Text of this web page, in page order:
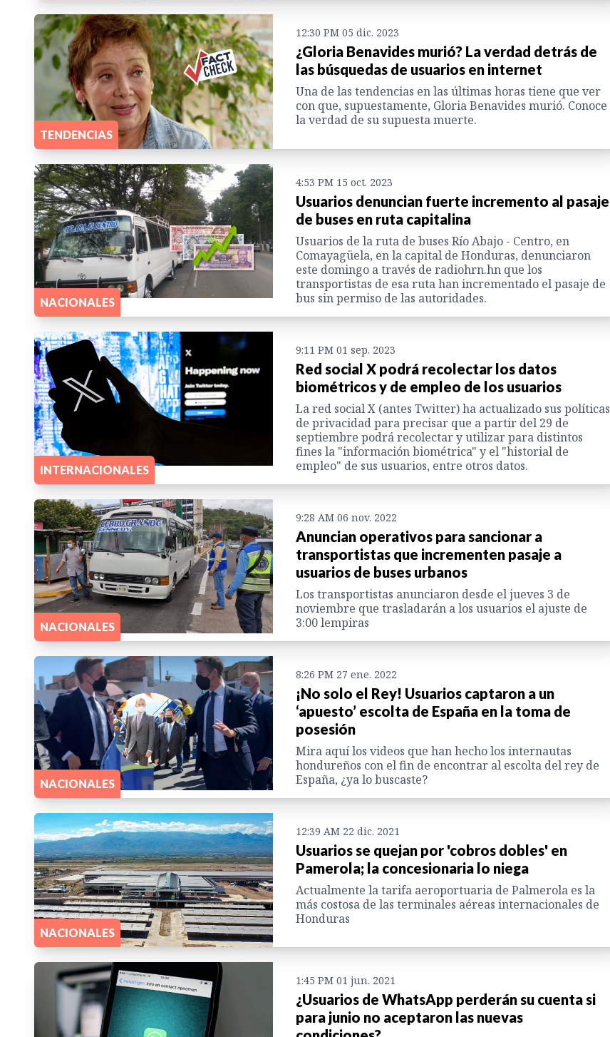
TENDENCIAS
12:30 PM 05 dic. 2023
¿Gloria Benavides murió? La verdad detrás de
las búsquedas de usuarios en internet
Una de las tendencias en las últimas horas tiene que ver
con que, supuestamente, Gloria Benavides murió. Conoce
la verdad de su supuesta muerte.
NACIONALES
4:53 PM 15 oct. 2023
Usuarios denuncian fuerte incremento al pasaje
de buses en ruta capitalina
Usuarios de la ruta de buses Río Abajo - Centro, en
Comayagüela, en la capital de Honduras, denunciaron
este domingo a través de radiohrn.hn que los
transportistas de esa ruta han incrementado el pasaje de
bus sin permiso de las autoridades.
INTERNACIONALES
9:11 PM 01 sep. 2023
Red social X podrá recolectar los datos
biométricos y de empleo de los usuarios
La red social X (antes Twitter) ha actualizado sus políticas
de privacidad para precisar que a partir del 29 de
septiembre podrá recolectar y utilizar para distintos
fines la "información biométrica" y el "historial de
empleo" de sus usuarios, entre otros datos.
NACIONALES
9:28 AM 06 nov. 2022
Anuncian operativos para sancionar a
transportistas que incrementen pasaje a
usuarios de buses urbanos
Los transportistas anunciaron desde el jueves 3 de
noviembre que trasladarán a los usuarios el ajuste de
3:00 lempiras
NACIONALES
8:26 PM 27 ene. 2022
¡No solo el Rey! Usuarios captaron a un
‘apuesto’ escolta de España en la toma de
posesión
Mira aquí los videos que han hecho los internautas
hondureños con el fin de encontrar al escolta del rey de
España, ¿ya lo buscaste?
NACIONALES
12:39 AM 22 dic. 2021
Usuarios se quejan por 'cobros dobles' en
Pamerola; la concesionaria lo niega
Actualmente la tarifa aeroportuaria de Palmerola es la
más costosa de las terminales aéreas internacionales de
Honduras
1:45 PM 01 jun. 2021
¿Usuarios de WhatsApp perderán su cuenta si
para junio no aceptaron las nuevas